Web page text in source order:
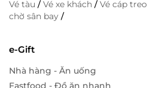
Vé tàu /Vé xe khách /Vé cáp treo
chờ sân bay /
e-Gift
Nhà hàng - Ăn uống
Fastfood - Đồ ăn nhanh